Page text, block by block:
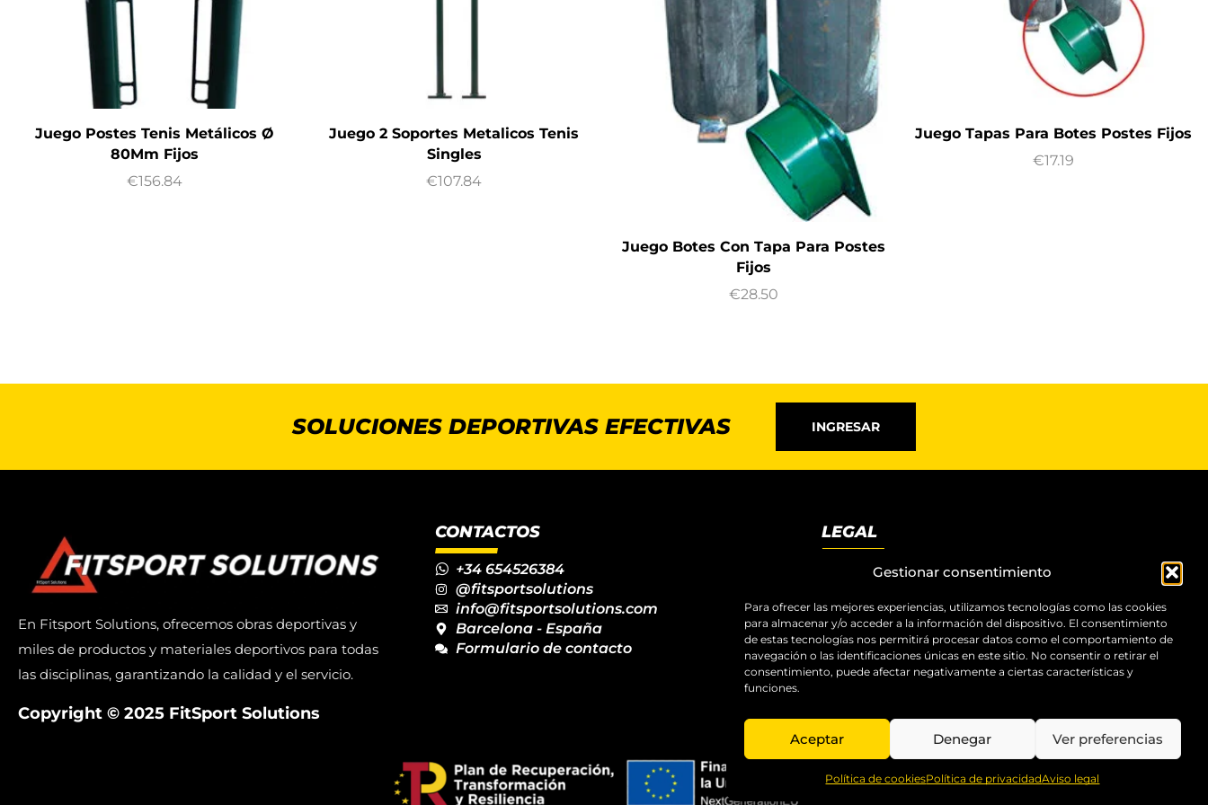
Gestionar consentimiento
Para ofrecer las mejores experiencias, utilizamos tecnologías como las cookies
para almacenar y/o acceder a la información del dispositivo. El consentimiento
de estas tecnologías nos permitirá procesar datos como el comportamiento de
navegación o las identificaciones únicas en este sitio. No consentir o retirar el
consentimiento, puede afectar negativamente a ciertas características y
funciones.
Aceptar Denegar Ver preferencias
Política de cookiesPolítica de privacidadAviso legal
Juego Postes Tenis Metálicos Ø
80Mm Fijos
€156.84
Juego 2 Soportes Metalicos Tenis
Singles
€107.84
Juego Botes Con Tapa Para Postes
Fijos
€28.50
Juego Tapas Para Botes Postes Fijos
€17.19
SOLUCIONES DEPORTIVAS EFECTIVAS INGRESAR
En Fitsport Solutions, ofrecemos obras deportivas y
miles de productos y materiales deportivos para todas
las disciplinas, garantizando la calidad y el servicio.
Copyright © 2025 FitSport Solutions
CONTACTOS
+34 654526384
@fitsportsolutions
info@fitsportsolutions.com
Barcelona - España
Formulario de contacto
LEGAL
Términos y condiciones
Política de privacidad
Política de cookies
Accesibilidad
Mapa del sitio